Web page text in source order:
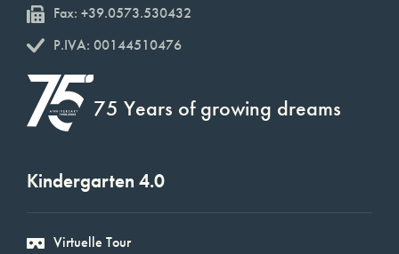
Fax: +39.0573.530432
P.IVA: 00144510476
75 Years of growing dreams
Kindergarten 4.0
Virtuelle Tour